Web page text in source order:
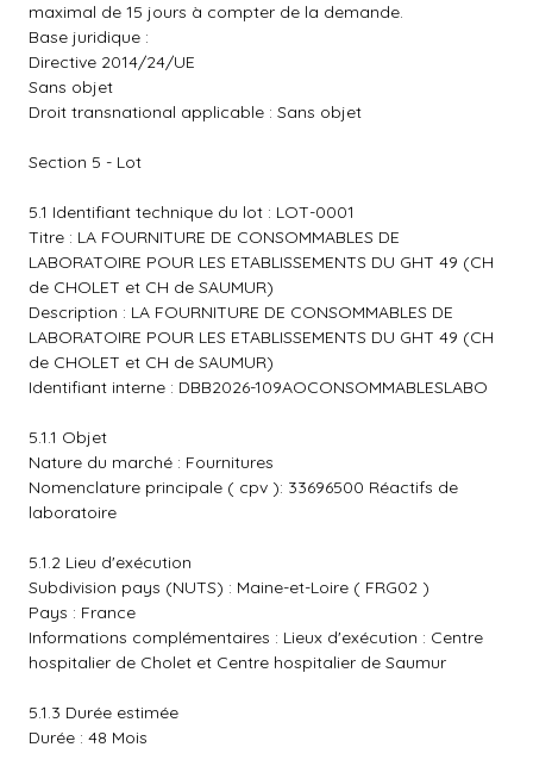
maximal de 15 jours à compter de la demande.
Base juridique :
Directive 2014/24/UE
Sans objet
Droit transnational applicable : Sans objet
Section 5 - Lot
5.1 Identifiant technique du lot : LOT-0001
Titre : LA FOURNITURE DE CONSOMMABLES DE
LABORATOIRE POUR LES ETABLISSEMENTS DU GHT 49 (CH
de CHOLET et CH de SAUMUR)
Description : LA FOURNITURE DE CONSOMMABLES DE
LABORATOIRE POUR LES ETABLISSEMENTS DU GHT 49 (CH
de CHOLET et CH de SAUMUR)
Identifiant interne : DBB2026-109AOCONSOMMABLESLABO
5.1.1 Objet
Nature du marché : Fournitures
Nomenclature principale ( cpv ): 33696500 Réactifs de
laboratoire
5.1.2 Lieu d'exécution
Subdivision pays (NUTS) : Maine-et-Loire ( FRG02 )
Pays : France
Informations complémentaires : Lieux d'exécution : Centre
hospitalier de Cholet et Centre hospitalier de Saumur
5.1.3 Durée estimée
Durée : 48 Mois